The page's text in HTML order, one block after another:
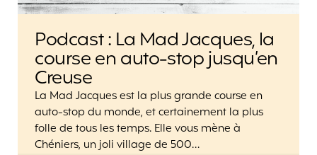
Podcast : La Mad Jacques, la
course en auto-stop jusqu’en
Creuse
La Mad Jacques est la plus grande course en
auto-stop du monde, et certainement la plus
folle de tous les temps. Elle vous mène à
Chéniers, un joli village de 500…